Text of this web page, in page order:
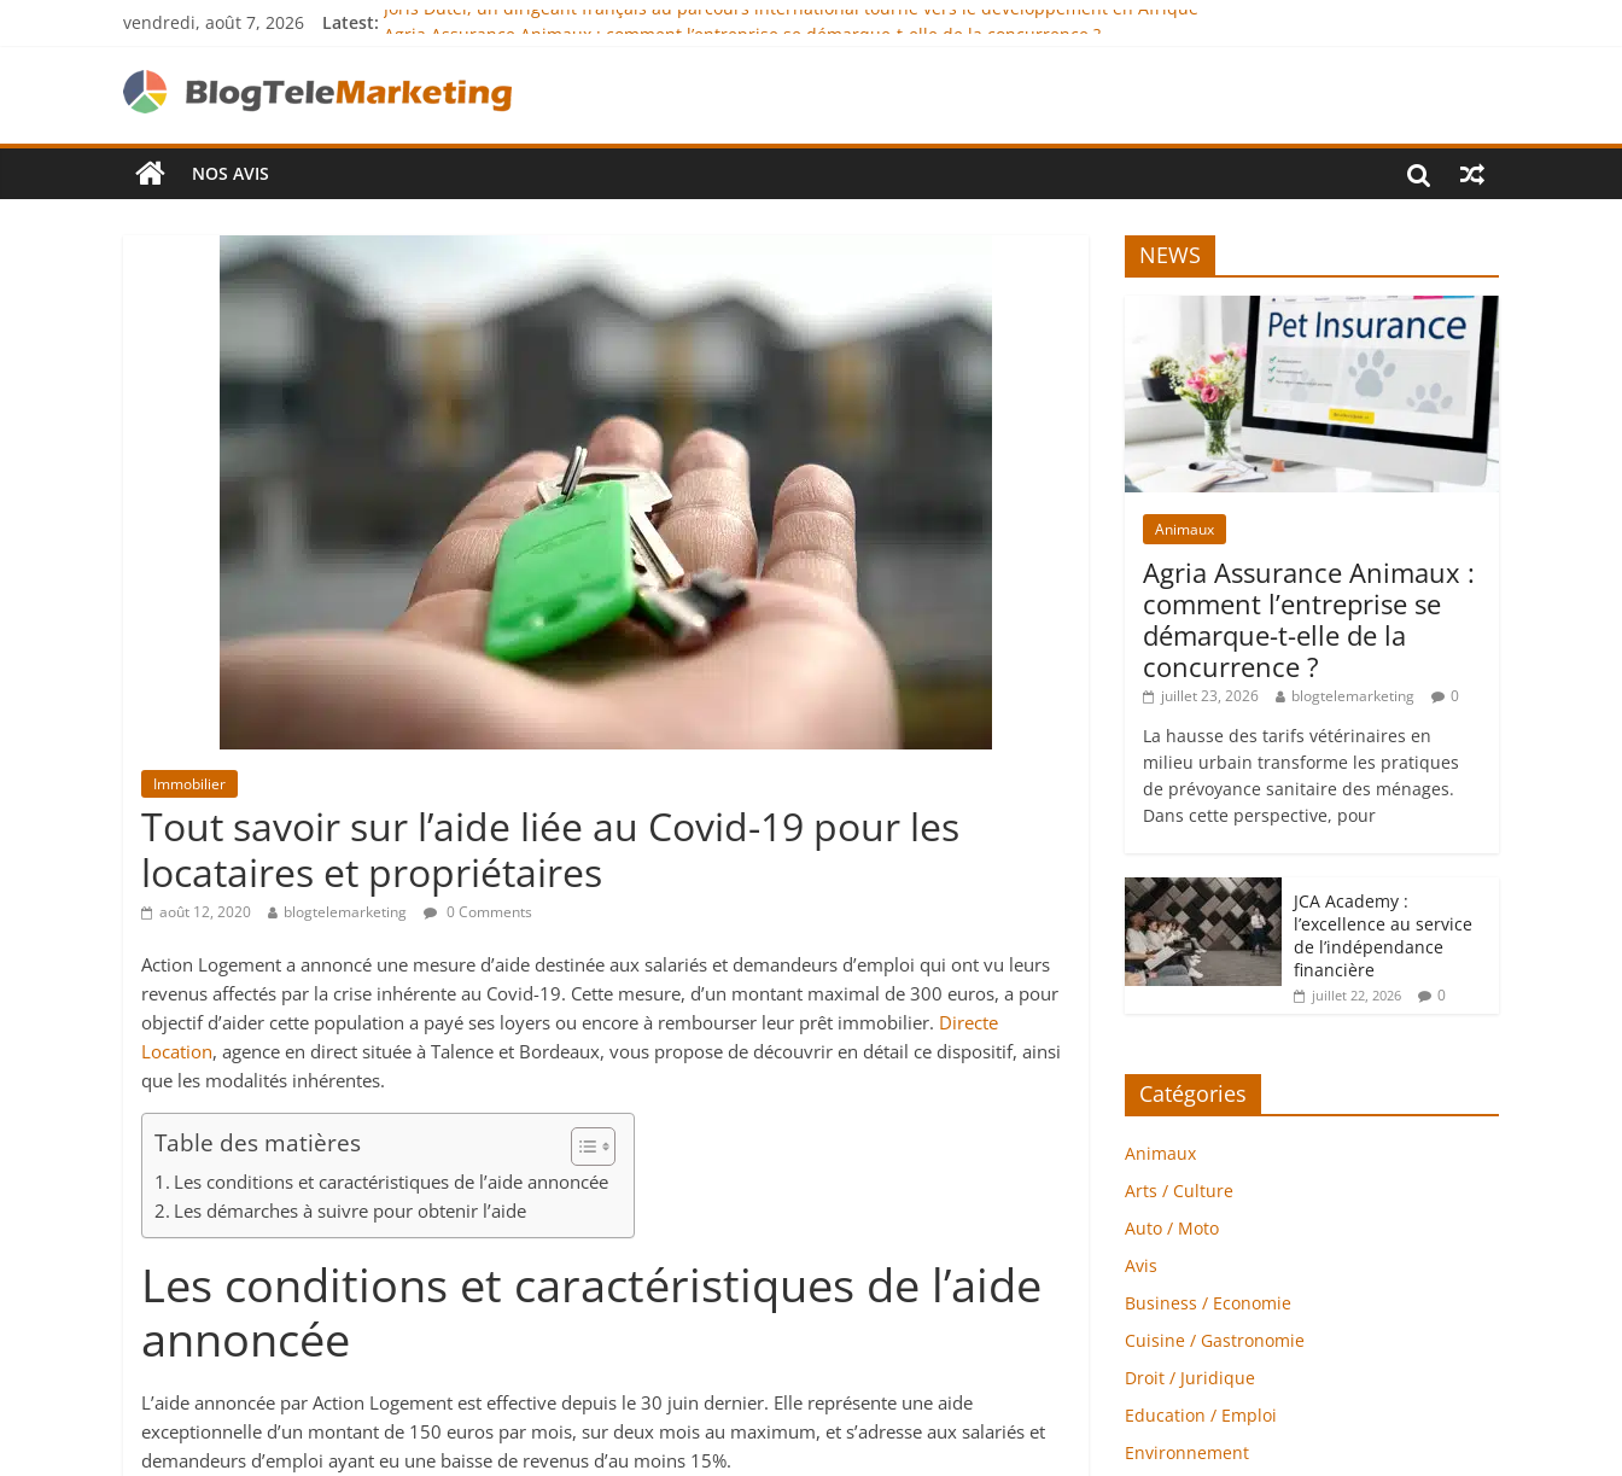
vendredi, août 7, 2026 Latest: Joris Dutel, un dirigeant français au parcours international tourné vers le développement en Afrique
JCA Academy : l’excellence au service de l’indépendance financière
Denis Bouclon : la diplomatie éducative comme moteur de coopération internationale
NOS AVIS
Immobilier
Tout savoir sur l’aide liée au Covid-19 pour les
locataires et propriétaires
août 12, 2020 blogtelemarketing 0 Comments
Action Logement a annoncé une mesure d’aide destinée aux salariés et demandeurs d’emploi qui ont vu leurs
revenus affectés par la crise inhérente au Covid-19. Cette mesure, d’un montant maximal de 300 euros, a pour
objectif d’aider cette population a payé ses loyers ou encore à rembourser leur prêt immobilier. Directe
Location, agence en direct située à Talence et Bordeaux, vous propose de découvrir en détail ce dispositif, ainsi
que les modalités inhérentes.
Table des matières
Les conditions et caractéristiques de l’aide annoncée
Les démarches à suivre pour obtenir l’aide
Les conditions et caractéristiques de l’aide
annoncée
L’aide annoncée par Action Logement est effective depuis le 30 juin dernier. Elle représente une aide
exceptionnelle d’un montant de 150 euros par mois, sur deux mois au maximum, et s’adresse aux salariés et
demandeurs d’emploi ayant eu une baisse de revenus d’au moins 15%.
NEWS
Animaux
Agria Assurance Animaux :
comment l’entreprise se
démarque-t-elle de la
concurrence ?
juillet 23, 2026 blogtelemarketing 0
La hausse des tarifs vétérinaires en
milieu urbain transforme les pratiques
de prévoyance sanitaire des ménages.
Dans cette perspective, pour
JCA Academy :
l’excellence au service
de l’indépendance
financière
juillet 22, 2026 0
Catégories
Animaux
Arts / Culture
Auto / Moto
Avis
Business / Economie
Cuisine / Gastronomie
Droit / Juridique
Education / Emploi
Environnement